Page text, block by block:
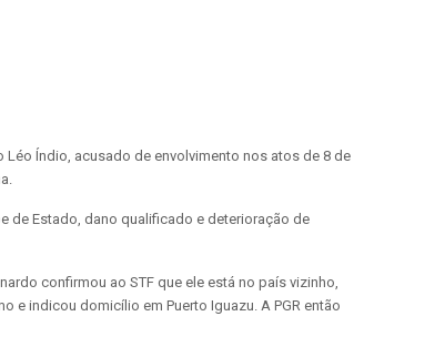
Índio, acusado de envolvimento nos atos de 8 de
de Estado, dano qualificado e deterioração de
confirmou ao STF que ele está no país vizinho,
indicou domicílio em Puerto Iguazu. A PGR então